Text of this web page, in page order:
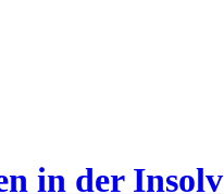
in der